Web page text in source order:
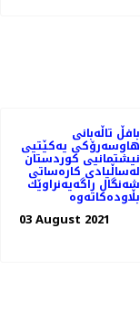
بافڵ تاڵه‌بانی
هاوسه‌رۆكی یه‌كێتیی
نیشتمانیی كوردستان
له‌ساڵیادی كاره‌ساتی
شه‌نگال راگه‌یه‌نراوێك
03 August 2021